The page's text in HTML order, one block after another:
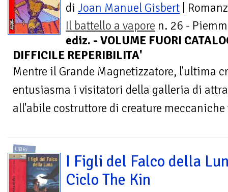
di Joan Manuel Gisbert |
Il battello a vapore n. 26 -
ediz. - VOLUME FUORI
DIFFICILE REPERIBILITA'
Mentre il Grande Magnetizzatore, l'ultima
entusiasma i visitatori della galleria di
all'abile costruttore di creature meccaniche
LIBRI
I Figli del Falco della
Ciclo The Kin